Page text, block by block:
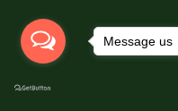
Message us